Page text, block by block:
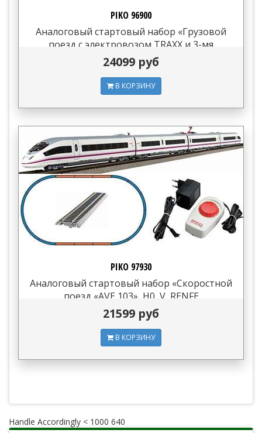
PIKO 96900
Аналоговый стартовый набор «Грузовой
поезд с электровозом TRAXX и 3-мя
вагонами-контейнеро...
24099 руб
В КОРЗИНУ
PIKO 97930
Аналоговый стартовый набор «Скоростной
поезд «AVE 103», H0, V, RENFE
21599 руб
В КОРЗИНУ
Handle Accordingly < 1000 640